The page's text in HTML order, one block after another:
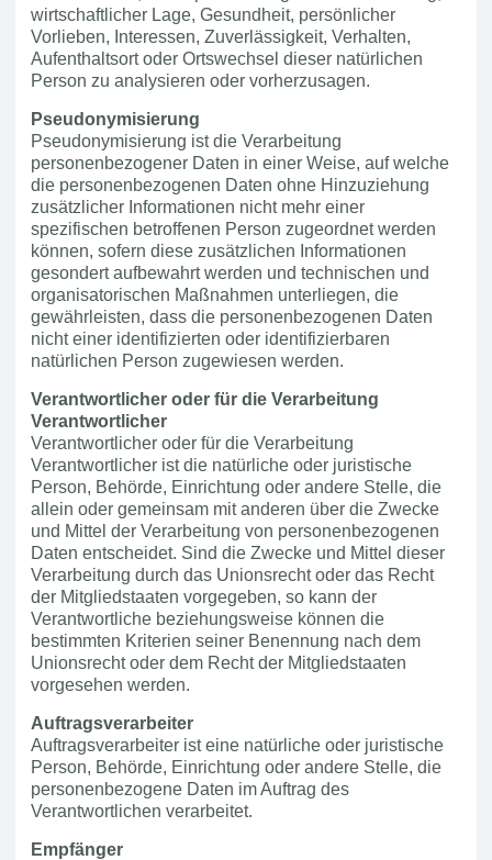
wirtschaftlicher Lage, Gesundheit, persönlicher
Vorlieben, Interessen, Zuverlässigkeit, Verhalten,
Aufenthaltsort oder Ortswechsel dieser natürlichen
Person zu analysieren oder vorherzusagen.
Pseudonymisierung
Pseudonymisierung ist die Verarbeitung
personenbezogener Daten in einer Weise, auf welche
die personenbezogenen Daten ohne Hinzuziehung
zusätzlicher Informationen nicht mehr einer
spezifischen betroffenen Person zugeordnet werden
können, sofern diese zusätzlichen Informationen
gesondert aufbewahrt werden und technischen und
organisatorischen Maßnahmen unterliegen, die
gewährleisten, dass die personenbezogenen Daten
nicht einer identifizierten oder identifizierbaren
natürlichen Person zugewiesen werden.
Verantwortlicher oder für die Verarbeitung
Verantwortlicher
Verantwortlicher oder für die Verarbeitung
Verantwortlicher ist die natürliche oder juristische
Person, Behörde, Einrichtung oder andere Stelle, die
allein oder gemeinsam mit anderen über die Zwecke
und Mittel der Verarbeitung von personenbezogenen
Daten entscheidet. Sind die Zwecke und Mittel dieser
Verarbeitung durch das Unionsrecht oder das Recht
der Mitgliedstaaten vorgegeben, so kann der
Verantwortliche beziehungsweise können die
bestimmten Kriterien seiner Benennung nach dem
Unionsrecht oder dem Recht der Mitgliedstaaten
vorgesehen werden.
Auftragsverarbeiter
Auftragsverarbeiter ist eine natürliche oder juristische
Person, Behörde, Einrichtung oder andere Stelle, die
personenbezogene Daten im Auftrag des
Verantwortlichen verarbeitet.
Empfänger